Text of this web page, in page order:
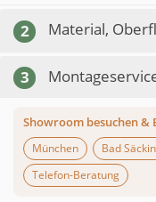
2 Material,
3
Showroom besuchen
München
Bad
Telefon-Beratung